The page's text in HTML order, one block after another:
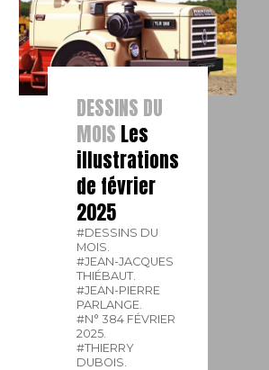
DESSINS DU
MOIS Les
illustrations
de février
2025
#DESSINS DU
MOIS.
#JEAN-JACQUES
THIÉBAUT.
#JEAN-PIERRE
PARLANGE.
#N° 384 FÉVRIER
2025.
#THIERRY
DUBOIS.